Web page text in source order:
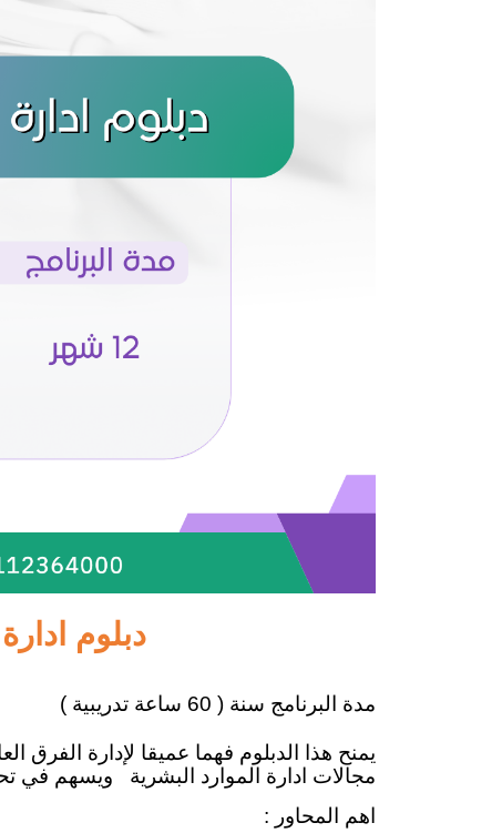
دبلوم
مدة البرنامج سنة ( 60 ساعة تدريبية )
يمنح هذا الدبلوم فهما عميقا لإدارة الفرق
مجالات ادارة الموارد البشرية
ويسهم في
اهم المحاور :